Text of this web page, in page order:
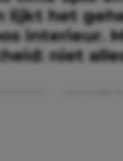
lijkt het
interieur.
niet